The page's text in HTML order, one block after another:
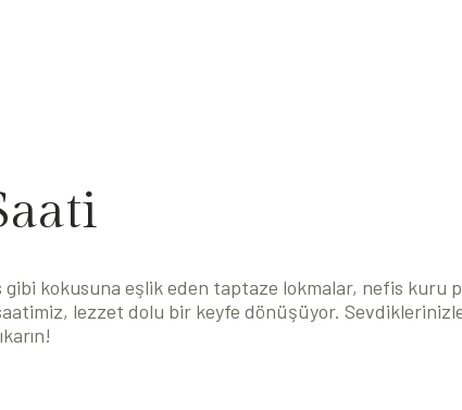
gibi kokusuna eşlik eden taptaze lokmalar, nefis kuru
lezzet dolu bir keyfe dönüşüyor.